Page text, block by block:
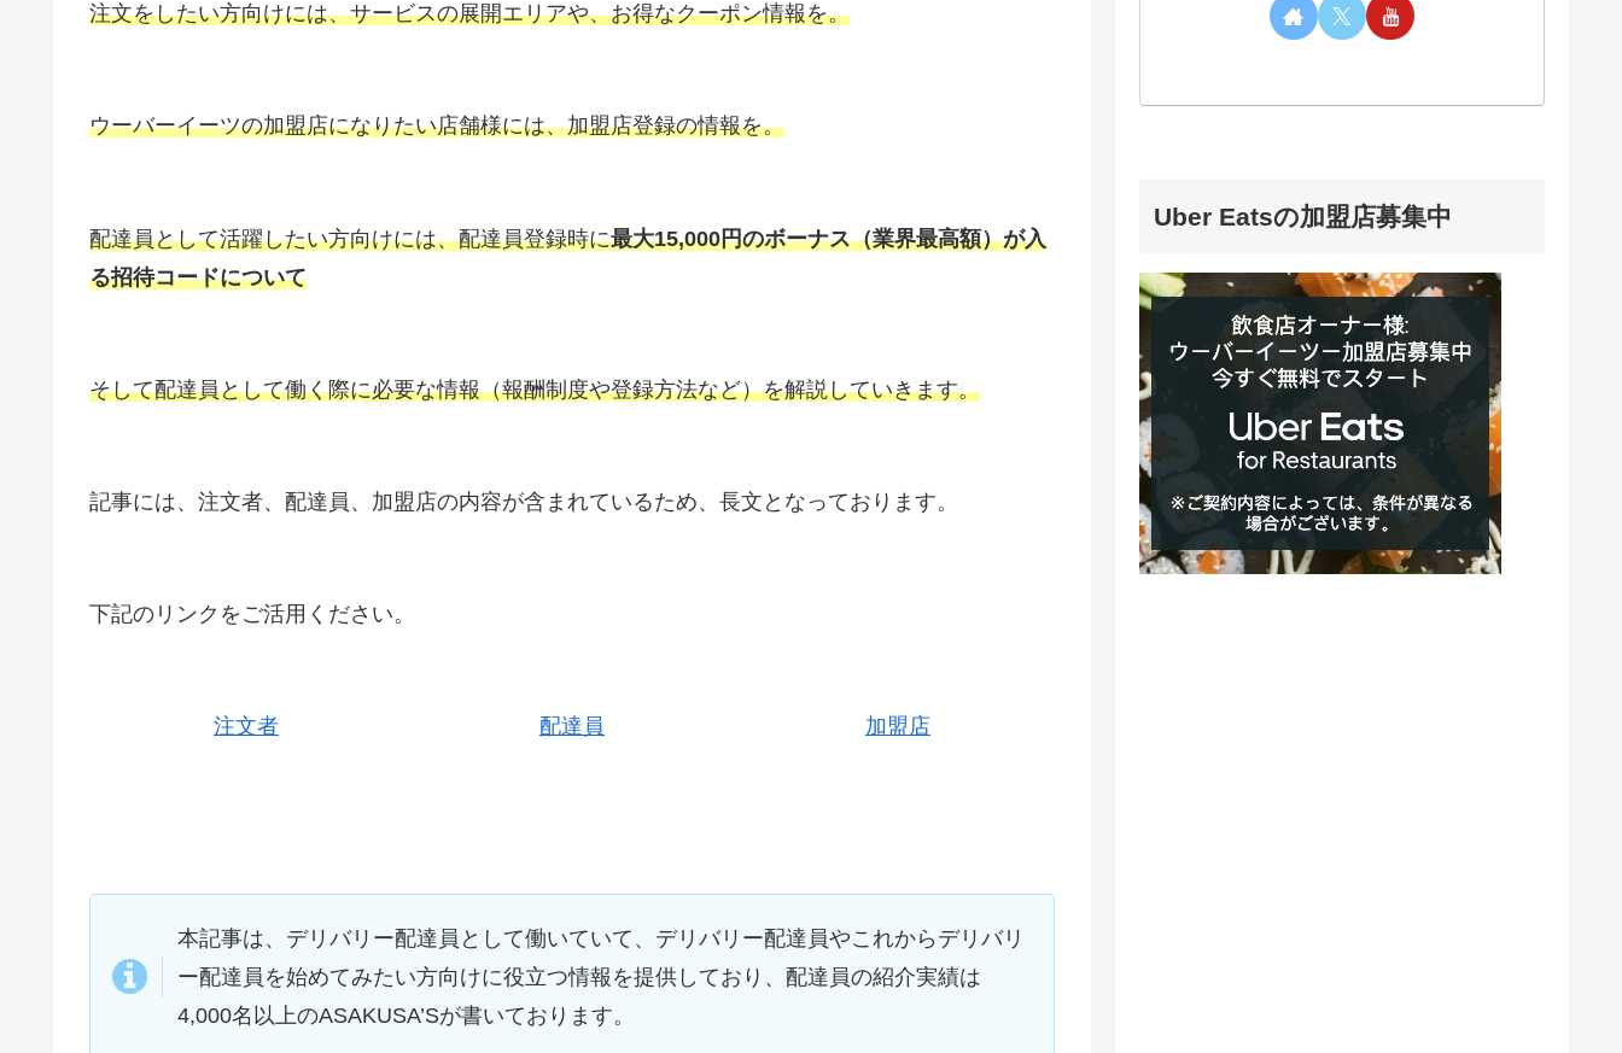
注文をしたい方向けには、サービスの展開エリアや、お得なクーポン情報を。
ウーバーイーツの加盟店になりたい店舗様には、加盟店登録の情報を。
配達員として活躍したい方向けには、配達員登録時に最大15,000円のボーナス（業界最高額）が入
る招待コードについて
そして配達員として働く際に必要な情報（報酬制度や登録方法など）を解説していきます。
記事には、注文者、配達員、加盟店の内容が含まれているため、長文となっております。
下記のリンクをご活用ください。
注文者 配達員 加盟店
本記事は、デリバリー配達員として働いていて、デリバリー配達員やこれからデリバリ
ー配達員を始めてみたい方向けに役立つ情報を提供しており、配達員の紹介実績は
4,000名以上のASAKUSA’Sが書いております。
Uber Eatsの加盟店募集中